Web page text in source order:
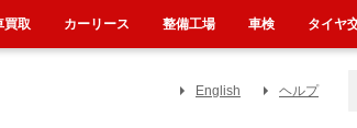
English ヘルプ
買取 カーリース 整備工場 車検 タイヤ